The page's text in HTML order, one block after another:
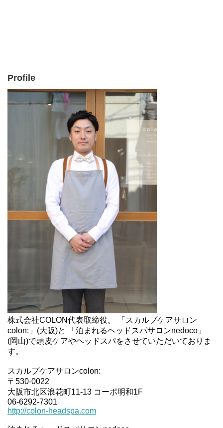
Profile
株式会社COLON代表取締役。 「スカルプケアサロン
colon:」(大阪)と 「泊まれるヘッドスパサロンnedoco」
(岡山)で頭皮ケアやヘッドスパをさせていただいておりま
す。
スカルプケアサロンcolon:
〒530-0022
大阪市北区浪花町11-13 コーポ明和1F
06-6292-7301
http://colon-headspa.com